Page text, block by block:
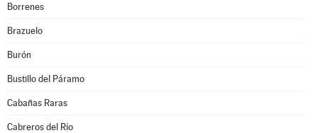
Borrenes
Brazuelo
Burón
Bustillo del Páramo
Cabañas Raras
Cabreros del Río